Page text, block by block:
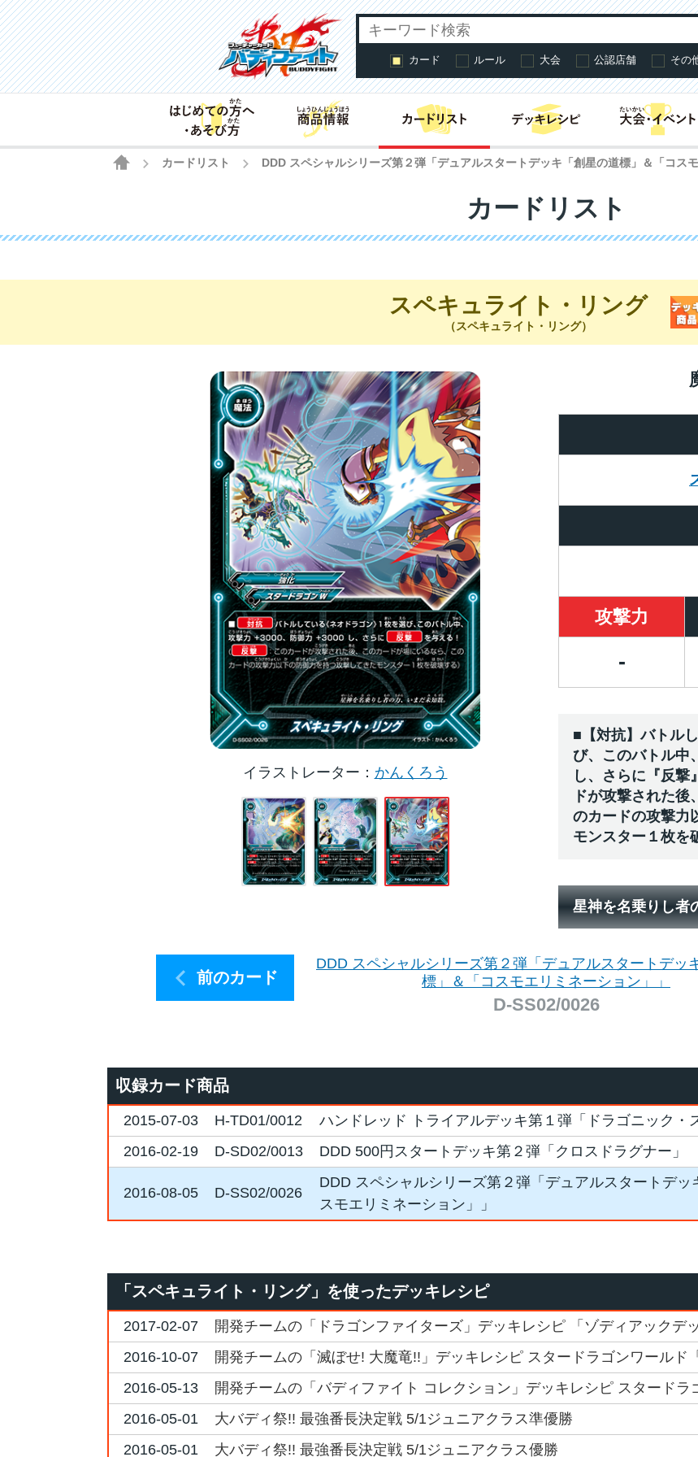
カード ルール 大会 公認店舗 その
はじめての
HOME
カードリスト DDD スペシャルシリーズ第２弾「デュアルスタートデッキ「創星の道標」＆「コス
カードリスト
スペキュライト・リング
（スペキュライト・リング）
イラストレーター かんくろう
攻撃力
-
■【対抗】バトル
び、このバトル中
し、さらに『反撃
ドが攻撃された
のカードの攻撃力
モンスター１枚を
星神を名乗りし者
前のカード
DDD スペシャルシリーズ第２弾「デュアルスタートデッ
標」＆「コスモエリミネーション」」
D-SS02/0026
収録カード商品
2015-07-03 H-TD01/0012
ハンドレッド トライアルデッキ第１弾「ドラゴニック・
2016-02-19
D-SD02/0013 DDD 500円スタートデッキ第２弾「クロスドラグナー」
2016-08-05 D-SS02/0026
DDD スペシャルシリーズ第２弾「デュアルスタートデッ
スモエリミネーション」」
「スペキュライト・リング」を使ったデッキレシピ
2017-02-07
開発チームの「ドラゴンファイターズ」デッキレシピ 「ゾディアックデッ
2016-10-07
開発チームの「滅ぼせ! 大魔竜!!」デッキレシピ スタードラゴンワールド
2016-05-13
開発チームの「バディファイト コレクション」デッキレシピ スタードラ
2016-05-01
大バディ祭!! 最強番長決定戦 5/1ジュニアクラス準優勝
2016-05-01
大バディ祭!! 最強番長決定戦 5/1ジュニアクラス優勝